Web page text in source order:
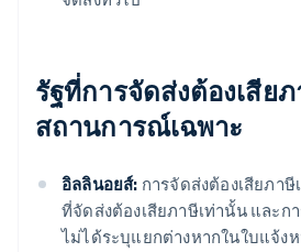
รัฐที่การจัดส่งต้องเสีย
สถานการณ์เฉพาะ
อิลลินอยส์: การจัดส่งต้องเสียภา
ที่จัดส่งต้องเสียภาษีเท่านั้น และก
ไม่ได้ระบุแยกต่างหากในใบแจ้ง